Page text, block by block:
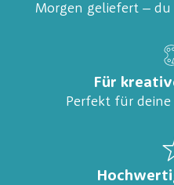
Morgen geliefert –
Für
Perfekt für